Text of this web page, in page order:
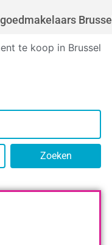
Brussel
te koop in Brussel
Zoeken